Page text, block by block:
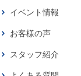
イベント情報
お客様の声
スタッフ紹介